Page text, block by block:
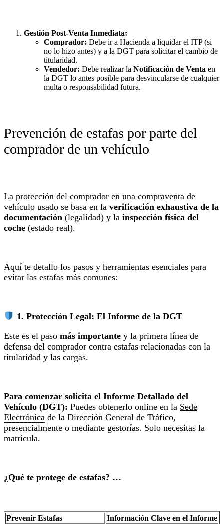
Gestión Post-Venta Inmediata:
Comprador: Debe ir a Hacienda a liquidar el ITP (si
no lo hizo antes) y a la DGT para solicitar el cambio de
titularidad.
Vendedor: Debe realizar la Notificación de Venta en
la DGT lo antes posible para desvincularse de cualquier
multa o responsabilidad futura.
Prevención de estafas por parte del
comprador de un vehículo
La protección del comprador en una compraventa de
vehículo usado se basa en la verificación exhaustiva de la
documentación (legalidad) y la inspección física del
coche (estado real).
Aquí te detallo los pasos y herramientas esenciales para
evitar las estafas más comunes:
1. Protección Legal: El Informe de la DGT
Este es el paso más importante y la primera línea de
defensa del comprador contra estafas relacionadas con la
titularidad y las cargas.
Para comenzar solicita el Informe Detallado del
Vehículo (DGT): Puedes obtenerlo online en la Sede
Electrónica de la Dirección General de Tráfico,
presencialmente o mediante gestorías. Solo necesitas la
matrícula.
¿Qué te protege de estafas? …
Prevenir Estafas
Información Clave en el Informe